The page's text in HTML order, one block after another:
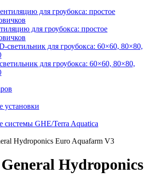
для гроубокса: простое
для гроубокса: 60×60, 80×80,
установки
системы GHE/Terra Aquatica
Hydroponics Euro Aquafarm V3
Hydroponics